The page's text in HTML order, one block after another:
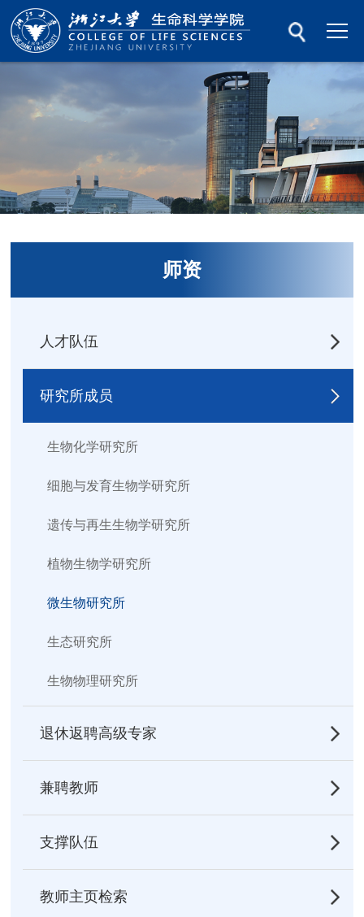
师资
人才队伍
研究所成员
生物化学研究所
细胞与发育生物学研究所
遗传与再生生物学研究所
植物生物学研究所
微生物研究所
生态研究所
生物物理研究所
退休返聘高级专家
兼聘教师
支撑队伍
教师主页检索